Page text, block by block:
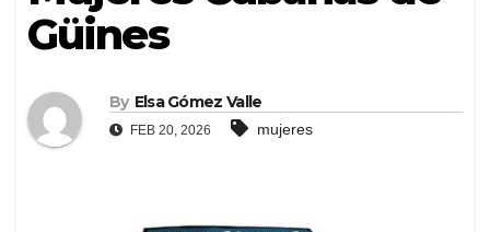
Güines
By Elsa Gómez Valle
FEB 20, 2026 mujeres